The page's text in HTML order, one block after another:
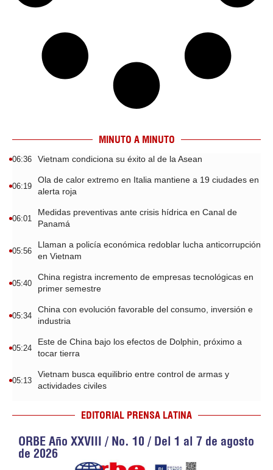
MINUTO A MINUTO
06:36 Vietnam condiciona su éxito al de la Asean
06:19
Ola de calor extremo en Italia mantiene a 19 ciudades en
alerta roja
06:01
Medidas preventivas ante crisis hídrica en Canal de
Panamá
05:56
Llaman a policía económica redoblar lucha anticorrupción
en Vietnam
05:40
China registra incremento de empresas tecnológicas en
primer semestre
05:34
China con evolución favorable del consumo, inversión e
industria
05:24
Este de China bajo los efectos de Dolphin, próximo a
tocar tierra
05:13
Vietnam busca equilibrio entre control de armas y
actividades civiles
EDITORIAL PRENSA LATINA
ORBE Año XXVIII / No. 10 / Del 1 al 7 de agosto
de 2026